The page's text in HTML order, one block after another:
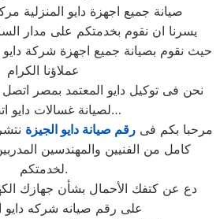
صيانة جميع اجهزة دايو المنزلية
يسرنا ان نقوم بخدمتكم على مدار
عملاؤنا الكرام
لصيانة غسالات دايو اتصل بنا…
مرحبا بكم فى رقم صيانة دايو الجيزة
كامل من الفنيين والمهندسين
لخدمتكم.
دع عن كتفك الأحمال بشأن جهازك
على رقم صيانه شركه دايو